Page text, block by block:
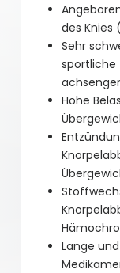
des Knies
Sehr
Hohe
Lange